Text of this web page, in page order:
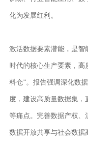
化为发展红利。
激活数据要素潜能，是智
时代的核心生产要素，
料仓”。报告强调深化数
度，建设高质量数据集
等痛点。完善数据产权、
数据开放共享与社会数据